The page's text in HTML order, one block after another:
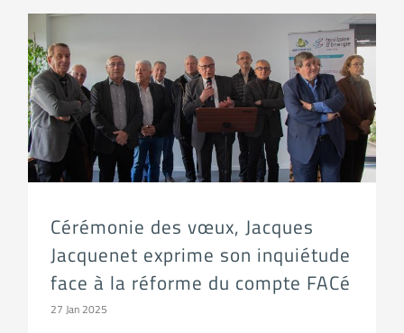
Cérémonie des vœux, Jacques
Jacquenet exprime son inquiétude
face à la réforme du compte FACé
27 Jan 2025